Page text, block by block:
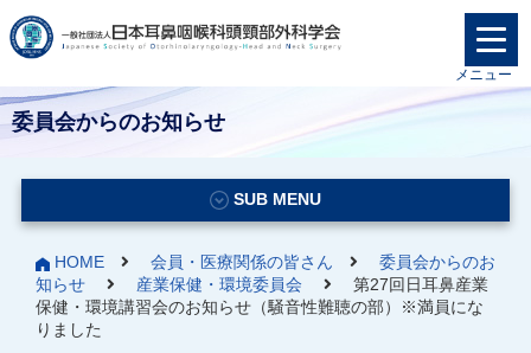
メニュー
委員会からのお知らせ
SUB MENU
HOME 会員・医療関係の皆さん
委員会からのお
知らせ
産業保健・環境委員会
第27回日耳鼻産業
保健・環境講習会のお知らせ（騒音性難聴の部）※満員にな
りました